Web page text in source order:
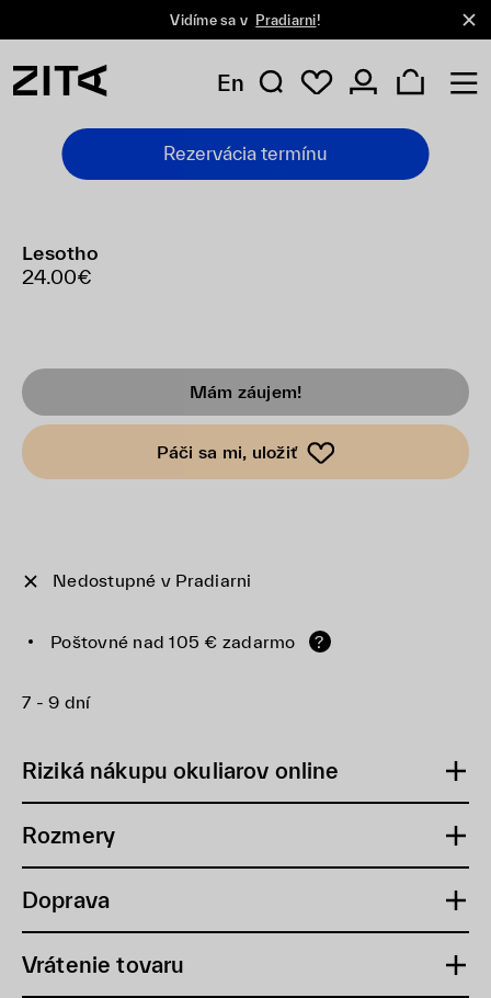
Vidíme sa v Pradiarni!
En
Rezervácia termínu
Lesotho
24.00€
Mám záujem!
Páči sa mi, uložiť
Nedostupné v Pradiarni
Poštovné nad 105 € zadarmo ?
7 - 9 dní
Riziká nákupu okuliarov online
Rozmery
Doprava
Vrátenie tovaru